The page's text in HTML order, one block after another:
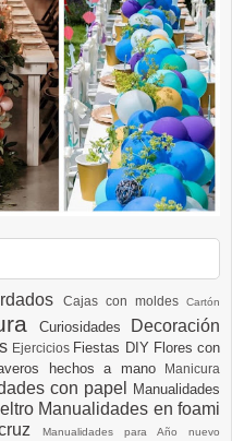
Cajas con moldesCartón
Curiosidades Decoración
Ejercicios Fiestas DIY Flores con
hechos a mano Manicura
con papel
Manualidades
Manualidades en foami
Manualidades para Año nuevo